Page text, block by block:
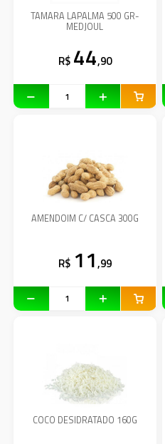
TAMARA LAPALMA 500 GR-
MEDJOUL
R$ 44,90
AMENDOIM C/ CASCA 300G
R$ 11,99
COCO DESIDRATADO 160G